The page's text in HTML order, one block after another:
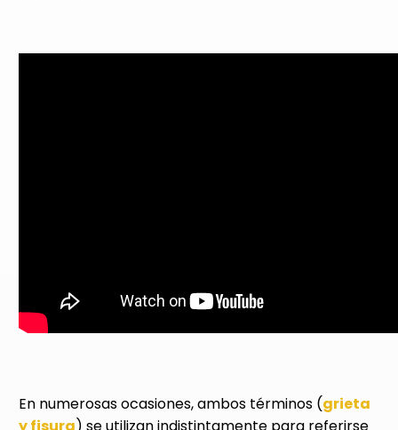
En numerosas ocasiones, ambos términos (grieta